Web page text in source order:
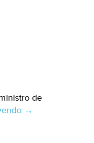
de
Tuxtla
→